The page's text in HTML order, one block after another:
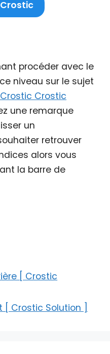
procéder avec le
niveau sur le sujet
Crostic
une remarque
un
retrouver
alors vous
la barre de
[ Crostic
Crostic Solution ]